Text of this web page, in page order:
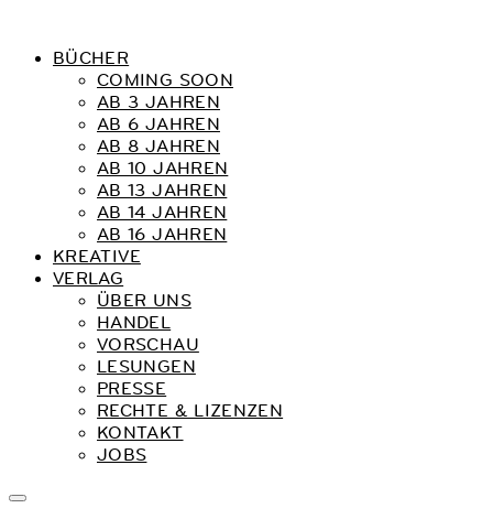
BÜCHER
COMING SOON
AB 3 JAHREN
AB 6 JAHREN
AB 8 JAHREN
AB 10 JAHREN
AB 13 JAHREN
AB 14 JAHREN
AB 16 JAHREN
KREATIVE
VERLAG
ÜBER UNS
HANDEL
VORSCHAU
LESUNGEN
PRESSE
RECHTE & LIZENZEN
KONTAKT
JOBS